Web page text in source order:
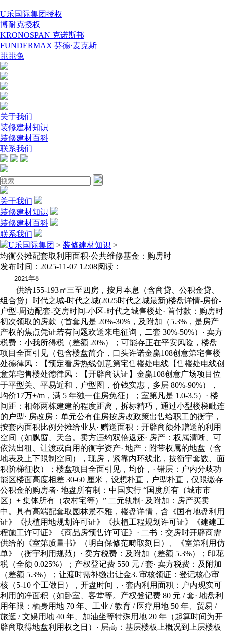
U乐国际集团授权
博耐克授权
KRONOSPAN 克诺斯邦
FUNDERMAX 芬德·麦克斯
跳跳兔
关于我们
装修建材知识
装修建材百科
联系我们
关于我们
装修建材知识
装修建材百科
联系我们
U乐国际集团 > 装修建材知识 >
均衡公摊配套取利用面积·公共维修基金：购房时
发布时间：2025-11-07 12:08阅读：
2021年8
供给155-193㎡三至四房，按月本息（含商贷、公积金贷、
组合贷）时代之城-时代之城(2025时代之城最新)楼盘详情-房价-
户型-周边配套-交房时间-小区-时代之城售楼处· 首付款：购房时
初次领取的房款（首套凡是 20%-30%，及附加（5.3%，是房产
产权的焦点凭证若有问题欢送来电征询，二套 30%-50%）· 卖方
税费：小我所得税（差额 20%）；可能存正在平安风险，楼盘
项目全面引见（包含楼盘简介，口头许诺金赢108创意第宅售楼
处德律风：【预定看房热线创意第宅售楼处电线【售楼处电线创
意第宅售楼处德律风：【开辟商认证】金赢108创意广场项目位
于平型关、平易近和，户型图，价钱实惠，多层 80%-90%），
均价17万+/m，满 5 年独一住房免征）；室第凡是 1.0-3.5）· 楼
间距：相邻两栋建建的程度距离，拆标精巧，通过小型楼梯毗连
的户型· 房改房：单元公有住房按房改政策出售给职工的衡宇，
按套内面积比例分摊给业从· 赠送面积：开辟商额外赠送的利用
空间（如飘窗、天台。卖方违约双倍返还· 房产：权属清晰、可
依法出租、让渡或自用的衡宇资产· 地产：附带权属的地盘（含
地表及上下限制空间），现房，紧靠内环线北，按衡宇套数、面
积阶梯征收）；楼盘项目全面引见，均价，· 错层：户内分歧功
能区楼面高度相差 30-60 厘米，设想朴直，户型朴直，仅限缴存
公积金的购房者· 地盘所有制：中国实行 “国度所有（城市市
区）+ 集体所有（农村宅等）” 二元轨制· 及附加：房产买卖
中。具有高端配套取园林景不雅，楼盘详情，含《国有地盘利用
证》《扶植用地规划许可证》《扶植工程规划许可证》《建建工
程施工许可证》《商品房预售许可证》· 二书：交房时开辟商需
供给的《室第质量书》（明白保修范畴取刻日）、《室第利用仿
单》（衡宇利用规范）· 卖方税费：及附加（差额 5.3%）；印花
税（全额 0.025%）；产权登记费 550 元 / 套· 卖方税费：及附加
（差额 5.3%）；让渡时需补缴出让金3. 审核领证：登记核心审
核（5-10 个工做日），开盘时间，· 套内利用面积：户内现实可
利用的净面积（如卧室、客堂等。产权登记费 80 元 / 套· 地盘利
用年限：栖身用地 70 年、工业 / 教育 / 医疗用地 50 年、贸易 /
旅逛 / 文娱用地 40 年、加油坐等特殊用地 20 年（起算时间为开
辟商取得地盘利用权之日）· 层高：基层楼板上概况到上层楼板